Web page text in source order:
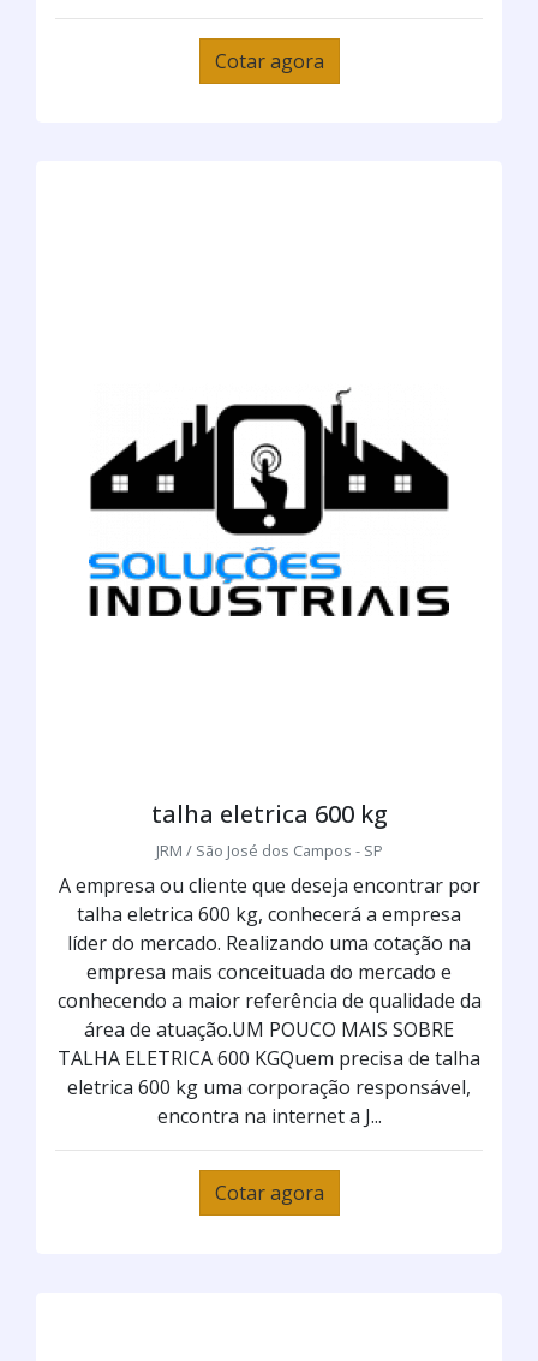
Cotar agora
talha eletrica 600 kg
JRM / São José dos Campos - SP
A empresa ou cliente que deseja encontrar por
talha eletrica 600 kg, conhecerá a empresa
líder do mercado. Realizando uma cotação na
empresa mais conceituada do mercado e
conhecendo a maior referência de qualidade da
área de atuação.UM POUCO MAIS SOBRE
TALHA ELETRICA 600 KGQuem precisa de talha
eletrica 600 kg uma corporação responsável,
encontra na internet a J...
Cotar agora